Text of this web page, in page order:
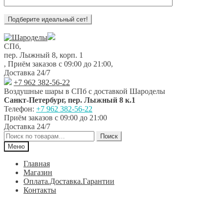
Перейти
к
навигации
Перейти
к
содержимому
СПб,
пер. Лыжный 8, корп. 1
, Приём заказов с 09:00 до 21:00,
Доставка 24/7
+7 962 382-56-22
Воздушные шары в СПб с доставкой Шароделы
Санкт-Петербург, пер. Лыжный 8 к.1
Телефон: +7 962 382-56-22
Приём заказов с 09:00 до 21:00
Доставка 24/7
Искать:
Поиск
Меню
Главная
Магазин
Оплата.Доставка.Гарантии
Контакты